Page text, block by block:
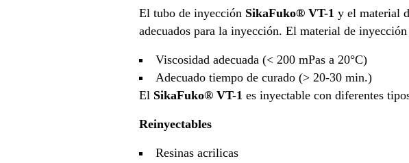
El tubo de inyección SikaFuko® VT-1 y el material
adecuados para la inyección. El material de
Viscosidad adecuada (< 200 mPas a 20°C)
Adecuado tiempo de curado (> 20-30 min.)
El SikaFuko® VT-1 es inyectable con diferentes
Reinyectables
Resinas acrilicas